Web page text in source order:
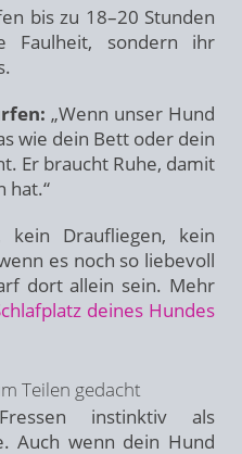
bis zu 18–20 Stunden
sondern ihr
„Wenn unser Hund
wie dein Bett oder dein
Er braucht Ruhe, damit
hat.“
kein Draufliegen, kein
es noch so liebevoll
dort allein sein. Mehr
deines Hundes
Teilen gedacht
instinktiv als
Auch wenn dein Hund